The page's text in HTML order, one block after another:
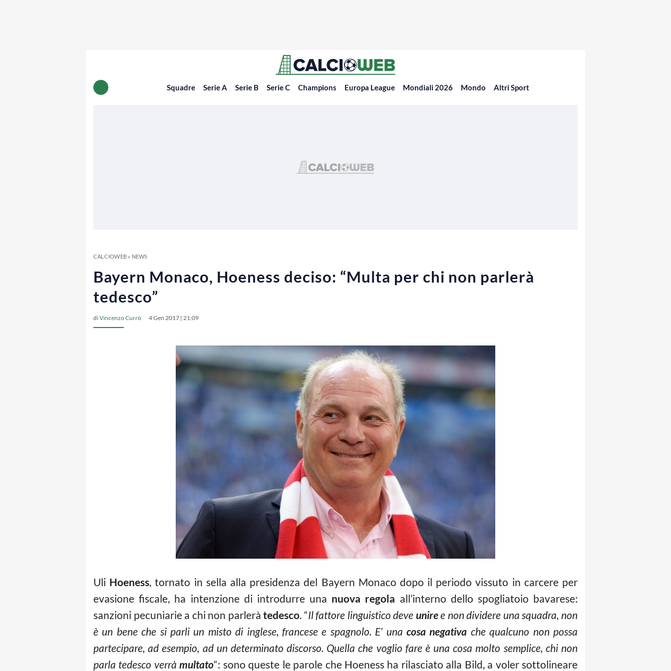
Squadre Serie A Serie B Serie C Champions Europa League Mondiali 2026 Mondo Altri Sport
CALCIOWEB» NEWS
Bayern Monaco, Hoeness deciso: “Multa per chi non parlerà
tedesco”
diVincenzo Currò 4 Gen 2017 | 21:09
Uli Hoeness, tornato in sella alla presidenza del Bayern Monaco dopo il periodo vissuto in carcere per
evasione fiscale, ha intenzione di introdurre una nuova regola all’interno dello spogliatoio bavarese:
sanzioni pecuniarie a chi non parlerà tedesco. “Il fattore linguistico deve uniree non dividere una squadra, non
è un bene che si parli un misto di inglese, francese e spagnolo. E’ una cosa negativa che qualcuno non possa
partecipare, ad esempio, ad un determinato discorso. Quella che voglio fare è una cosa molto semplice, chi non
parla tedesco verràmultato“: sono queste le parole che Hoeness ha rilasciato alla Bild, a voler sottolineare